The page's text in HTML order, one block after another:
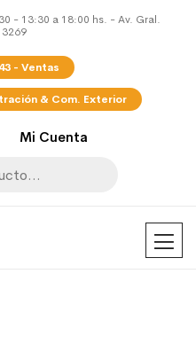
- 13:30 a 18:00 hs. - Av. Gral.
- Ventas
& Com. Exterior
Mi Cuenta